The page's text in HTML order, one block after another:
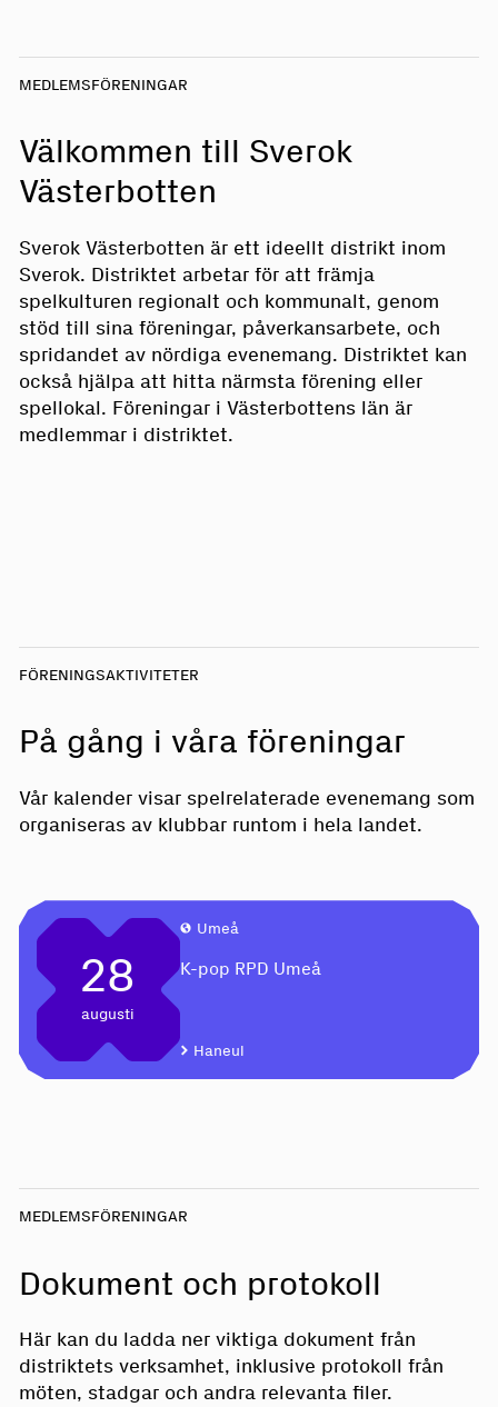
MEDLEMSFÖRENINGAR
Välkommen till Sverok
Västerbotten
Sverok Västerbotten är ett ideellt distrikt inom
Sverok. Distriktet arbetar för att främja
spelkulturen regionalt och kommunalt, genom
stöd till sina föreningar, påverkansarbete, och
spridandet av nördiga evenemang. Distriktet kan
också hjälpa att hitta närmsta förening eller
spellokal. Föreningar i Västerbottens län är
medlemmar i distriktet.
FÖRENINGSAKTIVITETER
På gång i våra föreningar
Vår kalender visar spelrelaterade evenemang som
organiseras av klubbar runtom i hela landet.
28
augusti
Umeå
K-pop RPD Umeå
Haneul
MEDLEMSFÖRENINGAR
Dokument och protokoll
Här kan du ladda ner viktiga dokument från
distriktets verksamhet, inklusive protokoll från
möten, stadgar och andra relevanta filer.